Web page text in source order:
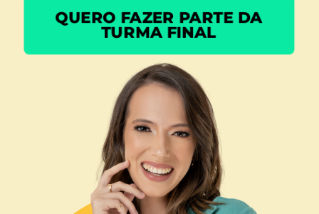
QUERO FAZER PARTE DA
TURMA FINAL